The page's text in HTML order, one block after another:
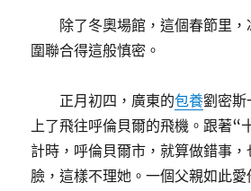
除了冬奧場館，這個春節里
圍聯合得這般慎密。
正月初四，廣東的包養劉密斯
上了飛往呼倫貝爾的飛機。跟著“
計時，呼倫貝爾市，就算做錯事
臉，這樣不理她。一個父親如此